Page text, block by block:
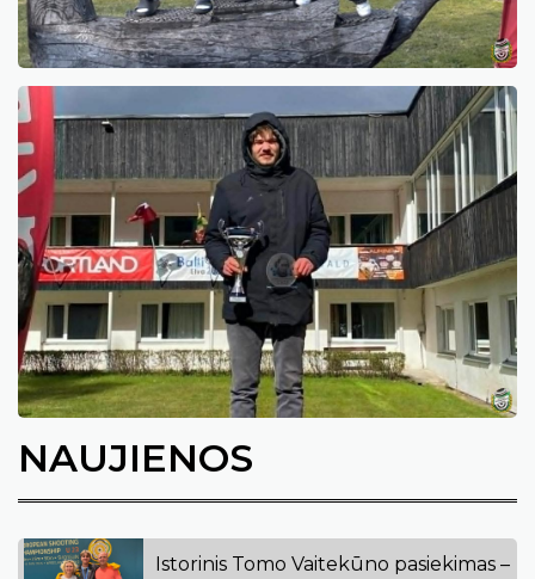
NAUJIENOS
Istorinis Tomo Vaitekūno pasiekimas –